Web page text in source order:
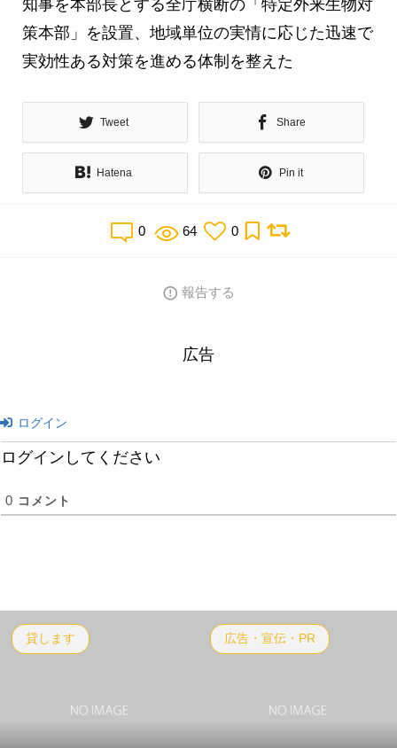
知事を本部長とする全庁横断の「特定外来生物対
策本部」を設置、地域単位の実情に応じた迅速で
実効性ある対策を進める体制を整えた
Tweet Share
Hatena Pin it
0 64 0
報告する
広告
ログイン
ログインしてください
0 コメント
貸します 広告・宣伝・PR